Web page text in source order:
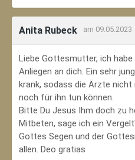
Anita Rubeck am 09.05.2023
Liebe Gottesmutter, ich
Anliegen an dich. Ein sehr
krank, sodass die Ärzte
noch für ihn tun können.
Bitte Du Jesus Ihm doch zu
Mitbeten, sage ich ein
Gottes Segen und der
allen. Deo gratias